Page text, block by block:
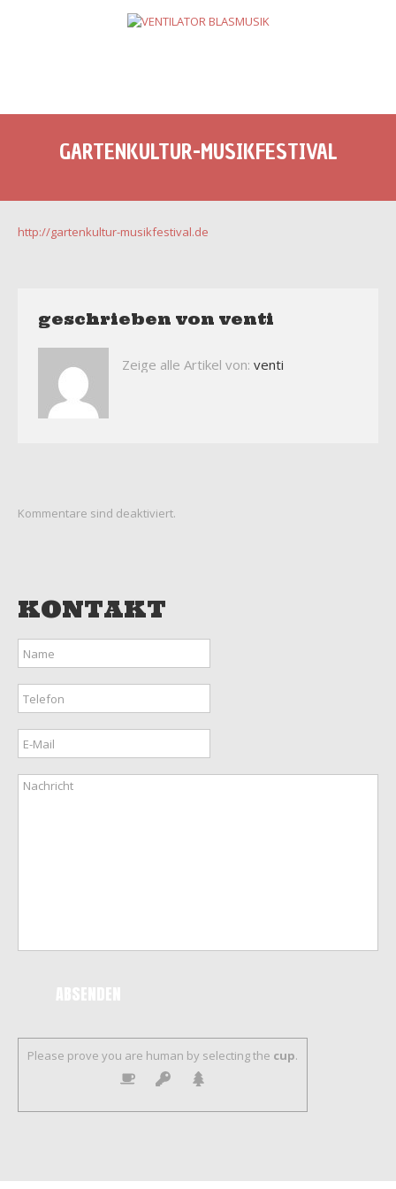
GARTENKULTUR-MUSIKFESTIVAL
http://gartenkultur-musikfestival.de
geschrieben von venti
Zeige alle Artikel von: venti
Kommentare sind deaktiviert.
KONTAKT
Please prove you are human by selecting the cup.